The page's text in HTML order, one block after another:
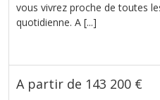
vous vivrez proche de toutes
quotidienne. A [...]
A partir de 143 200 €